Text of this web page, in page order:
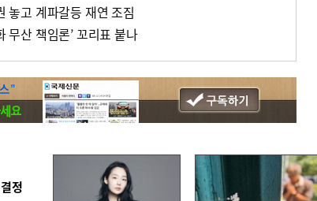
고 계파갈등 재연 조짐
산 책임론’ 꼬리표 붙나
정